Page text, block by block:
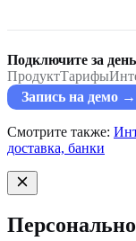
Подключите за
ПродуктТарифы
Запись на демо →
Смотрите также:
доставка, банки